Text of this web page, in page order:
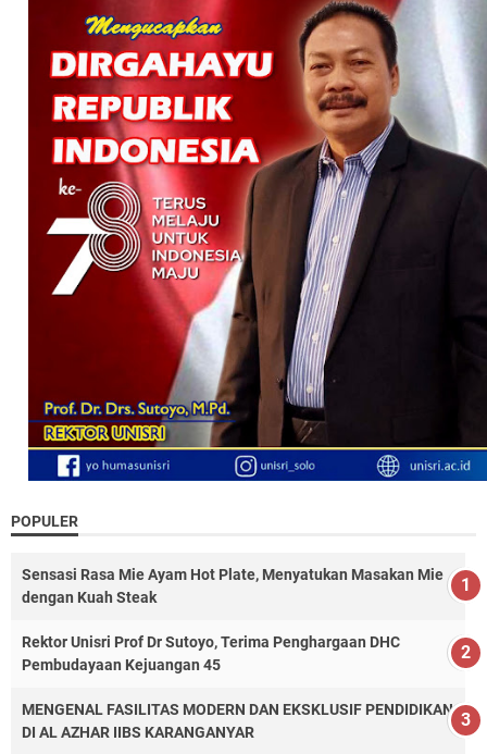
POPULER
Sensasi Rasa Mie Ayam Hot Plate, Menyatukan Masakan Mie
dengan Kuah Steak
Rektor Unisri Prof Dr Sutoyo, Terima Penghargaan DHC
Pembudayaan Kejuangan 45
MENGENAL FASILITAS MODERN DAN EKSKLUSIF PENDIDIKAN
DI AL AZHAR IIBS KARANGANYAR